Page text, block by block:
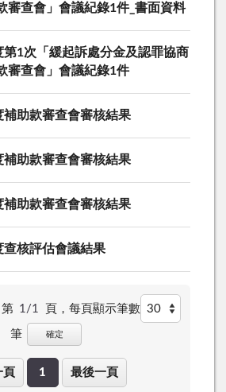
審查會」會議紀錄1件_書面資料
第1次「緩起訴處分金及認罪協商
審查會」會議紀錄1件
補助款審查會審核結果
補助款審查會審核結果
補助款審查會審核結果
查核評估會議結果
1/1 頁， 每頁顯示筆數
筆 確定
頁 1 最後一頁